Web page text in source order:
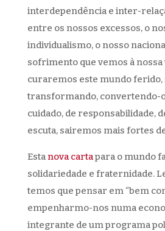
interdependência e inter-
entre os nossos excessos, o
individualismo, o nosso
sofrimento que vemos à nossa
curaremos este mundo ferido,
transformando, convertendo-
cuidado, de responsabilidade,
escuta, sairemos mais fortes
Estanova cartapara o mundo
solidariedade e fraternidade.
temos que pensar em “bem
empenharmo-nos numa
integrante de um programa